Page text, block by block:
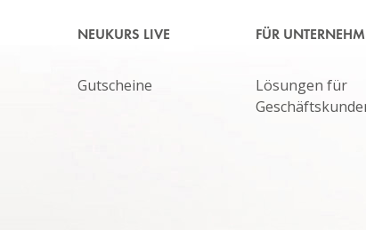
NEUKURS LIVE
Gutscheine
FÜR
Lösungen für